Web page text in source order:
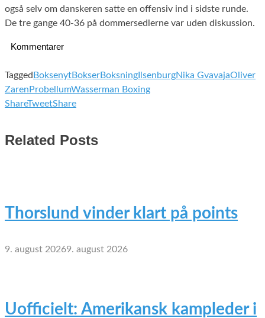
også selv om danskeren satte en offensiv ind i sidste runde.
De tre gange 40-36 på dommersedlerne var uden diskussion.
Kommentarer
Tagged BoksenytBokserBoksning IlsenburgNika GvavajaOliver
Zaren ProbellumWasserman Boxing
ShareTweetShare
Related Posts
Thorslund vinder klart på points
9. august 20269. august 2026
Uofficielt: Amerikansk kampleder i